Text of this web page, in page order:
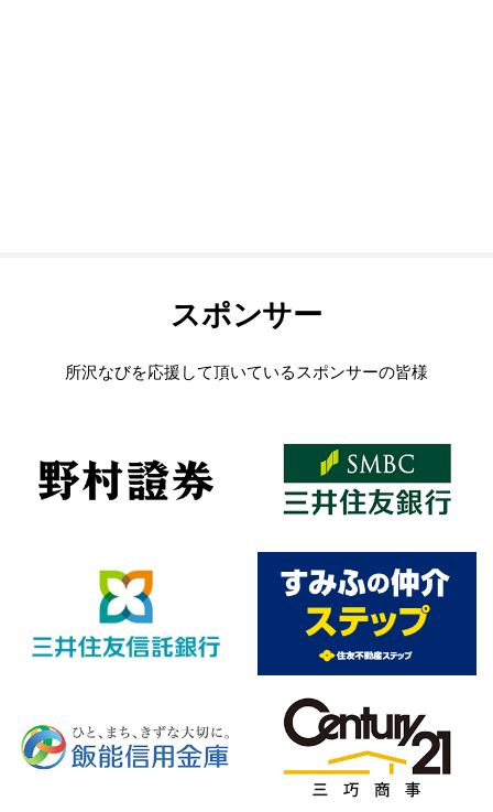
スポンサー
所沢なびを応援して頂いているスポンサーの皆様